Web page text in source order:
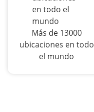
Más de 13000
ubicaciones en todo
el mundo